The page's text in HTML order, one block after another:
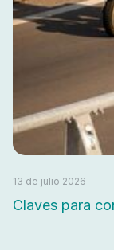
13 de julio 2026
Claves para